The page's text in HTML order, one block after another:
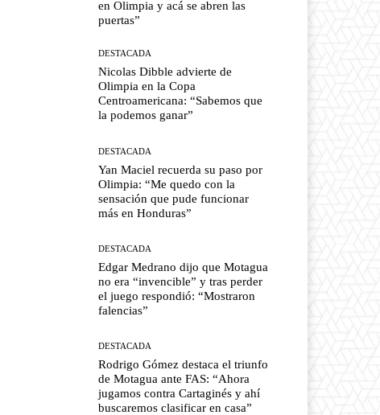
en Olimpia y acá se abren las
puertas”
DESTACADA
Nicolas Dibble advierte de
Olimpia en la Copa
Centroamericana: “Sabemos que
la podemos ganar”
DESTACADA
Yan Maciel recuerda su paso por
Olimpia: “Me quedo con la
sensación que pude funcionar
más en Honduras”
DESTACADA
Edgar Medrano dijo que Motagua
no era “invencible” y tras perder
el juego respondió: “Mostraron
falencias”
DESTACADA
Rodrigo Gómez destaca el triunfo
de Motagua ante FAS: “Ahora
jugamos contra Cartaginés y ahí
buscaremos clasificar en casa”